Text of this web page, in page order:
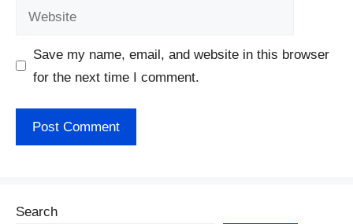
Website
Save my name, email, and website in this browser
for the next time I comment.
Search